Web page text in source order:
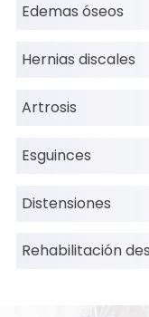
Edemas óseos
Hernias discales
Artrosis
Esguinces
Distensiones
Rehabilitación